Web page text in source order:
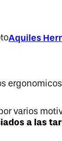
Aquiles
varios
a las